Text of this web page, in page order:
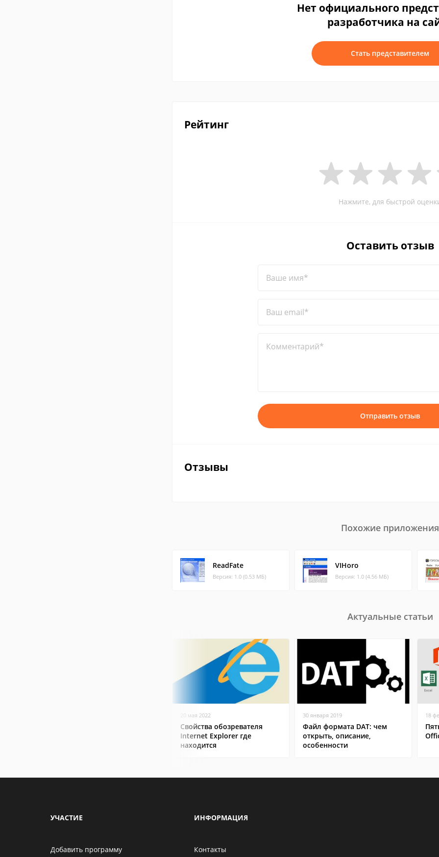
Нет официального
разработчика на
Стать представителем
Рейтинг
Нажмите, для быстрой
Оставить отзыв
Ваше имя*
Ваш email*
Комментарий*
Отправить отзыв
Отзывы
Похожие приложения
ReadFate
Версия: 1.0 (0.53 МБ)
VIHoro
Версия: 1.0 (4.56 МБ)
Актуальные статьи
20 мая 2022
Свойства обозревателя
Internet Explorer где
находится
30 января 2019
Файл формата DAT: чем
открыть, описание,
особенности
18
УЧАСТИЕ
Добавить программу
ИНФОРМАЦИЯ
Контакты